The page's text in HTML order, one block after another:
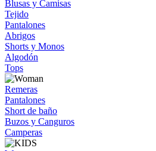
Blusas y Camisas
Tejido
Pantalones
Abrigos
Shorts y Monos
Algodón
Tops
Remeras
Pantalones
Short de baño
Buzos y Canguros
Camperas